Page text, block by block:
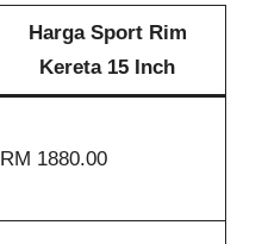
Harga Sport Rim
Kereta 15 Inch
RM 1880.00